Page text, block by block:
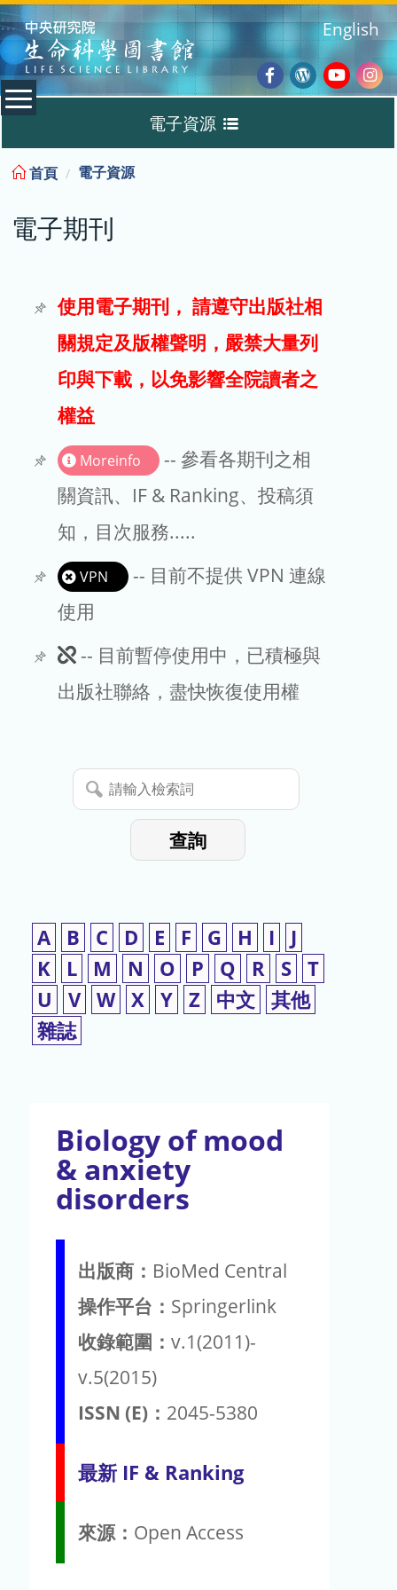
:::
Facebook
Wordpress
English
電子資源
電子期刊
試用
文章處理費
EndNote
首頁 電子資源
電子期刊
使用電子期刊， 請遵守出版社相
關規定及版權聲明，嚴禁大量列
印與下載，以免影響全院讀者之
權益
Moreinfo
-- 參看各期刊之相
關資訊、IF & Ranking、投稿須
知，目次服務.....
VPN
-- 目前不提供 VPN 連線
使用
此
期
暫
停
-- 目前暫停使用中，已積極與
出版社聯絡，盡快恢復使用權
請
輸
查詢
A B C D E F G H I
J
K
L M N O P Q R S T
U
V W X Y Z 中文 其他
雜誌
Biology of mood
& anxiety
disorders
出版商： BioMed Central
操作平台： Springerlink
收錄範圍： v.1(2011)-
v.5(2015)
ISSN (E)： 2045-5380
最新 IF & Ranking
來源： Open Access